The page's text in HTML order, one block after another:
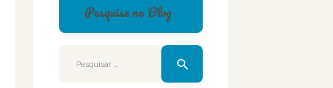
Pesquise no Blog